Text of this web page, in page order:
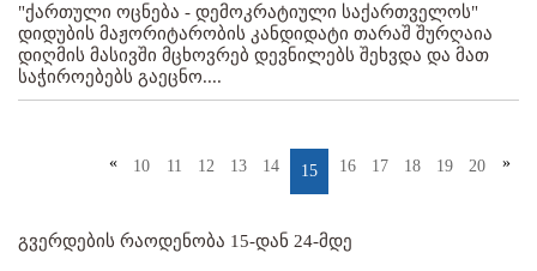
"ქართული ოცნება - დემოკრატიული საქართველოს"
დიდუბის მაჟორიტარობის კანდიდატი თარაშ შურღაია
დიღმის მასივში მცხოვრებ დევნილებს შეხვდა და მათ
საჭიროებებს გაეცნო....
« 10 11 12 13 14 15 16 17 18 19 20 »
გვერდების რაოდენობა 15-დან 24-მდე